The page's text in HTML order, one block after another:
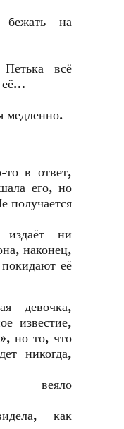
бежать на
всё
её…
медленно.
то в ответ,
его, но
получается
издаёт ни
наконец,
её
девочка,
известие,
но то, что
никогда,
веяло
как